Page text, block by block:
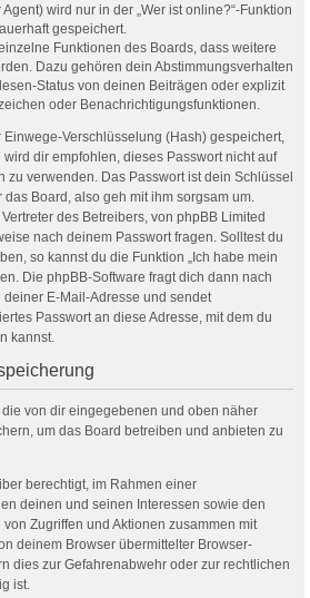
wird nur in der „Wer ist online?“-Funktion
gespeichert.
Funktionen des Boards, dass weitere
Dazu gehören dein Abstimmungsverhalten
Status von deinen Beiträgen oder explizit
oder Benachrichtigungsfunktionen.
Verschlüsselung (Hash) gespeichert,
dir empfohlen, dieses Passwort nicht auf
zu verwenden. Das Passwort ist dein Schlüssel
Board, also geh mit ihm sorgsam um.
des Betreibers, von phpBB Limited
nach deinem Passwort fragen. Solltest du
so kannst du die Funktion „Ich habe mein
Die phpBB-Software fragt dich dann nach
E-Mail-Adresse und sendet
Passwort an diese Adresse, mit dem du
kannst.
die von dir eingegebenen und oben näher
um das Board betreiben und anbieten zu
berechtigt, im Rahmen einer
deinen und seinen Interessen sowie den
Zugriffen und Aktionen zusammen mit
deinem Browser übermittelter Browser-
dies zur Gefahrenabwehr oder zur rechtlichen
ist.